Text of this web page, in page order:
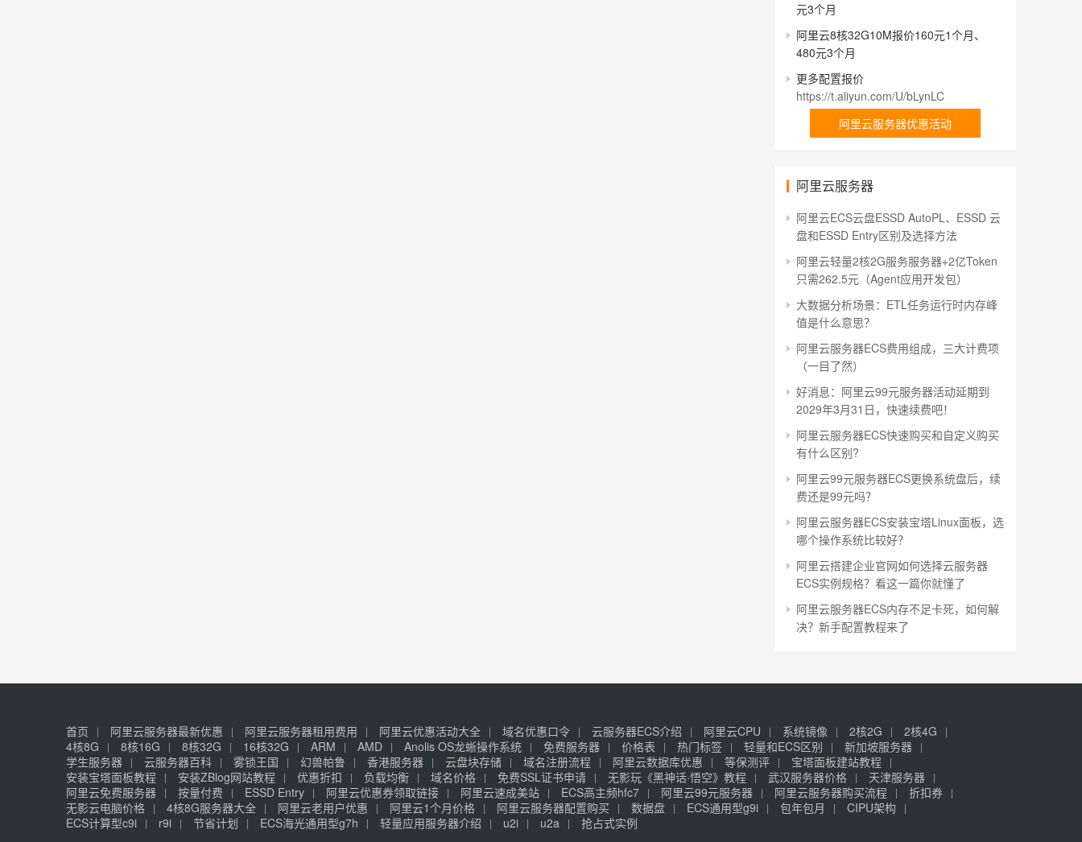
元3个月
阿里云8核32G10M报价160元1个月、
480元3个月
更多配置报价
https://t.aliyun.com/U/bLynLC
阿里云服务器优惠活动
阿里云服务器
阿里云ECS云盘ESSD AutoPL、ESSD 云
盘和ESSD Entry区别及选择方法
阿里云轻量2核2G服务服务器+2亿Token
只需262.5元（Agent应用开发包）
大数据分析场景：ETL任务运行时内存峰
值是什么意思？
阿里云服务器ECS费用组成，三大计费项
（一目了然）
好消息：阿里云99元服务器活动延期到
2029年3月31日，快速续费吧！
阿里云服务器ECS快速购买和自定义购买
有什么区别?
阿里云99元服务器ECS更换系统盘后，续
费还是99元吗？
阿里云服务器ECS安装宝塔Linux面板，选
哪个操作系统比较好？
阿里云搭建企业官网如何选择云服务器
ECS实例规格？看这一篇你就懂了
阿里云服务器ECS内存不足卡死，如何解
决？新手配置教程来了
首页 阿里云服务器最新优惠 阿里云服务器租用费用 阿里云优惠活动大全 域名优惠口令 云服务器ECS介绍 阿里云CPU 系统镜像 2核2G
2核4G
4核8G
8核16G 8核32G 16核32G ARM AMD Anolis OS龙蜥操作系统 免费服务器 价格表 热门标签 轻量和ECS区别
新加坡服务器
学生服务器
云服务器百科 雾锁王国 幻兽帕鲁 香港服务器 云盘块存储 域名注册流程 阿里云数据库优惠 等保测评
宝塔面板建站教程
安装宝塔面板教程
安装ZBlog网站教程 优惠折扣 负载均衡 域名价格 免费SSL证书申请 无影玩《黑神话·悟空》教程 武汉服务器价格
天津服务器
阿里云免费服务器
按量付费 ESSD Entry 阿里云优惠券领取链接 阿里云速成美站 ECS高主频hfc7 阿里云99元服务器 阿里云服务器购买流程
折扣券
无影云电脑价格
4核8G服务器大全 阿里云老用户优惠 阿里云1个月价格 阿里云服务器配置购买 数据盘 ECS通用型g9i 包年包月
CIPU架构
ECS计算型c9i
r9i 节省计划 ECS海光通用型g7h 轻量应用服务器介绍 u2i u2a
抢占式实例